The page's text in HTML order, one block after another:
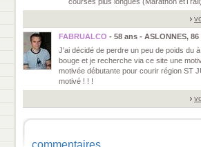
FABRUALCO - 58 ans - ASLONNES, 86
J'ai décidé de perdre un peu de poids du
bouge et je recherche via ce site une
motivée débutante pour courir région ST
motivé ! ! !
commentaires